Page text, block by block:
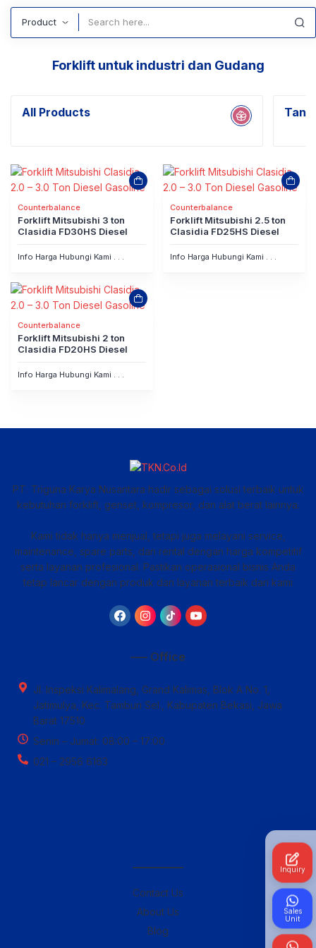
Forklift untuk industri dan Gudang
All Products
Counterbalance
Forklift Mitsubishi 3 ton
Clasidia FD30HS Diesel
Info Harga Hubungi Kami . . .
Counterbalance
Forklift Mitsubishi 2.5 ton
Clasidia FD25HS Diesel
Info Harga Hubungi Kami . . .
Counterbalance
Forklift Mitsubishi 2 ton
Clasidia FD20HS Diesel
Info Harga Hubungi Kami . . .
PT. Triguna Karya Nusantara hadir sebagai solusi terbaik untuk
kebutuhan forklift, genset, kompresor, dan alat berat lainnya.
Kami tidak hanya menjual, tetapi juga melayani service,
maintenance, spare parts, dan rental dengan harga kompetitif
serta layanan profesional. Pastikan operasional bisnis Anda
tetap lancar dengan produk dan layanan terbaik dari kami
—– Office
Jl. Inspeksi Kalimalang, Grand Kalimas, Blok A No. 1,
Jatimulya, Kec. Tambun Sel., Kabupaten Bekasi, Jawa
Barat 17510
Senin – Jumat: 08:00 – 17:00
021 – 2956 6163
————–
Contact Us
About Us
Blog
Inquiry
Sales
Unit